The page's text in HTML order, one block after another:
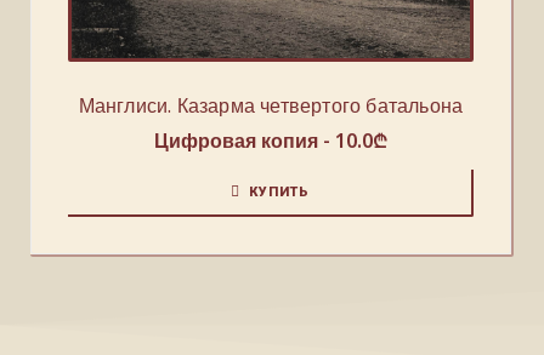
Манглиси. Казарма четвертого батальона
Цифровая копия - 10.0₾
КУПИТЬ